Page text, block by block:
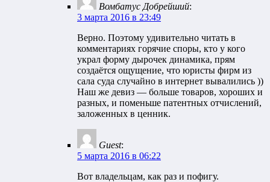
Вомбатус Добрейший:
3 марта 2016 в 23:49
Верно. Поэтому удивительно читать в
комментариях горячие споры, кто у кого
украл форму дырочек динамика, прям
создаётся ощущение, что юристы фирм из
сала суда случайно в интернет вывалились ))
Наш же девиз — больше товаров, хороших и
разных, и поменьше патентных отчислений,
заложенных в ценник.
Guest:
5 марта 2016 в 06:22
Вот владельцам, как раз и пофигу.